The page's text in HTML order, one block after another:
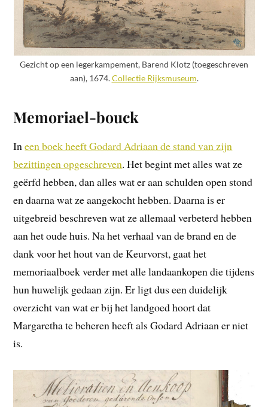
Gezicht op een legerkampement, Barend Klotz (toegeschreven
aan), 1674.Collectie Rijksmuseum.
Memoriael-bouck
Ineen boek heeft Godard Adriaan de stand van zijn
bezittingen opgeschreven. Het begint met alles wat ze
geërfd hebben, dan alles wat er aan schulden open stond
en daarna wat ze aangekocht hebben. Daarna is er
uitgebreid beschreven wat ze allemaal verbeterd hebben
aan het oude huis. Na het verhaal van de brand en de
dank voor het hout van de Keurvorst, gaat het
memoriaalboek verder met alle landaankopen die tijdens
hun huwelijk gedaan zijn. Er ligt dus een duidelijk
overzicht van wat er bij het landgoed hoort dat
Margaretha te beheren heeft als Godard Adriaan er niet
is.